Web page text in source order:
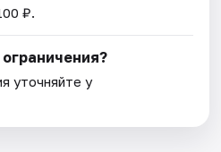
₽.
уточняйте у